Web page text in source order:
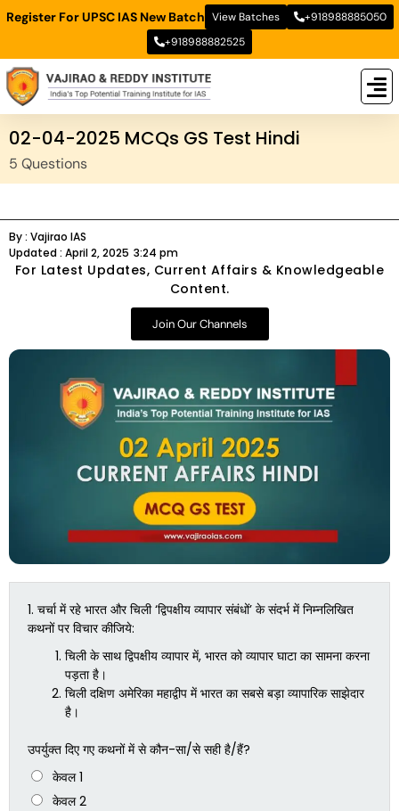
Register For UPSC IAS New Batch View Batches
+918988885050
+918988882525
02-04-2025 MCQs GS Test Hindi
5 Questions
By : Vajirao IAS
Updated : April 2, 2025 3:24 pm
For Latest Updates, Current Affairs & Knowledgeable
Content.
Join Our Channels
1. चर्चा में रहे भारत और चिली ‘द्विपक्षीय व्यापार संबंधों’ के संदर्भ में निम्नलिखित
कथनों पर विचार कीजिये:
चिली के साथ द्विपक्षीय व्यापार में, भारत को व्यापार घाटा का सामना करना
पड़ता है।
चिली दक्षिण अमेरिका महाद्वीप में भारत का सबसे बड़ा व्यापारिक साझेदार
है।
उपर्युक्त दिए गए कथनों में से कौन-सा/से सही है/हैं?
केवल 1
केवल 2